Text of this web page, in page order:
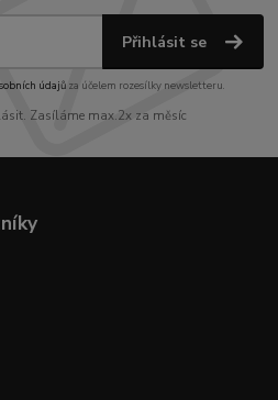
Přihlásit se
údajůza účelem rozesílky newsletteru.
Zasíláme max.2x za měsíc